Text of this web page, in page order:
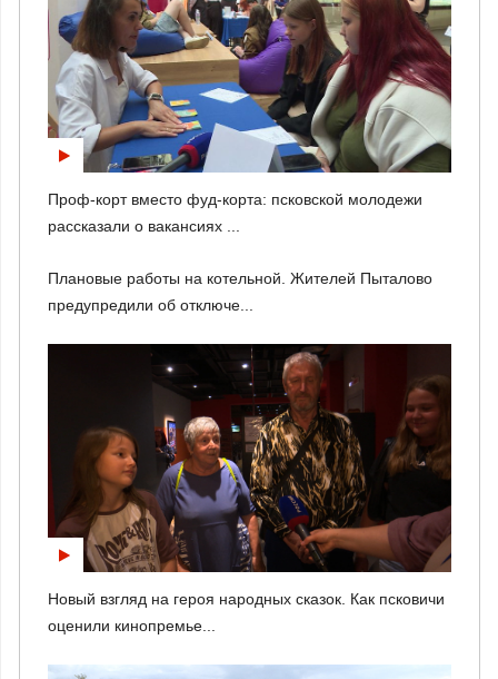
Проф-корт вместо фуд-корта: псковской молодежи
рассказали о вакансиях ...
Плановые работы на котельной. Жителей Пыталово
предупредили об отключе...
Новый взгляд на героя народных сказок. Как псковичи
оценили кинопремье...